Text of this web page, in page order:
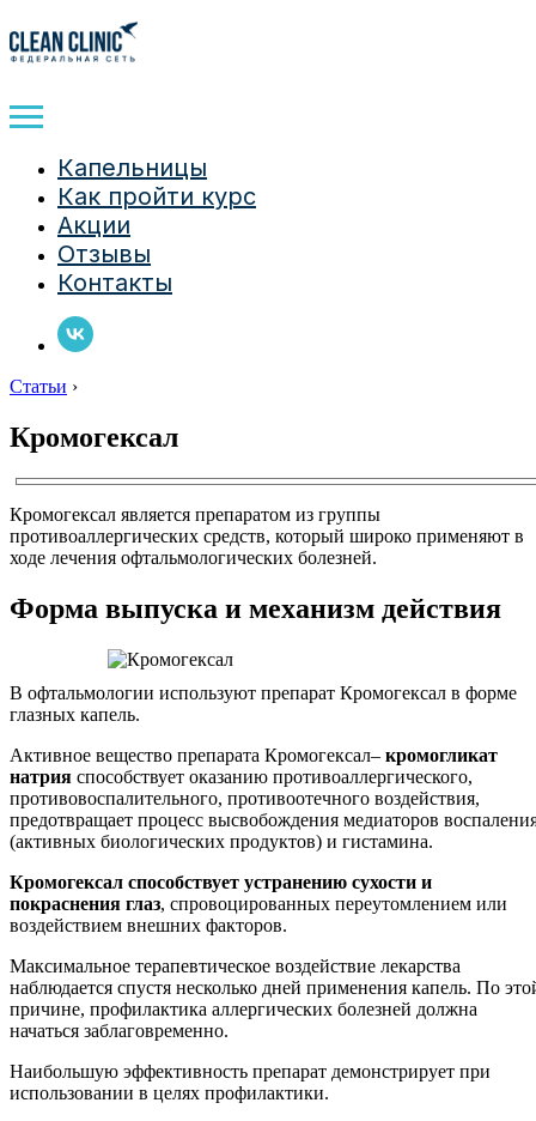
Капельницы
Как пройти курс
Акции
Отзывы
Контакты
Статьи ›
Кромогексал
Кромогексал является препаратом из группы
противоаллергических средств, который широко применяют в
ходе лечения офтальмологических болезней.
Форма выпуска и механизм действия
В офтальмологии используют препарат Кромогексал в форме
глазных капель.
Активное вещество препарата Кромогексал– кромогликат
натрия способствует оказанию противоаллергического,
противовоспалительного, противоотечного воздействия,
предотвращает процесс высвобождения медиаторов
(активных биологических продуктов) и гистамина.
Кромогексал способствует устранению сухости и
покраснения глаз, спровоцированных переутомлением или
воздействием внешних факторов.
Максимальное терапевтическое воздействие лекарства
наблюдается спустя несколько дней применения капель. По
причине, профилактика аллергических болезней должна
начаться заблаговременно.
Наибольшую эффективность препарат демонстрирует при
использовании в целях профилактики.